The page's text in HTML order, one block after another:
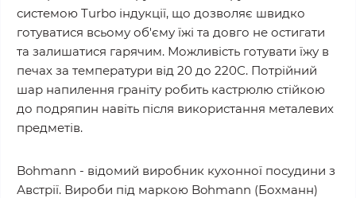
системою Turbo індукції, що дозволяє швидко
готуватися всьому об'єму їжі та довго не остигати
та залишатися гарячим. Можливість готувати їжу в
печах за температури від 20 до 220С. Потрійний
шар напилення граніту робить кастрюлю стійкою
до подряпин навіть після використання металевих
предметів.
Bohmann - відомий виробник кухонної посудини з
Австрії. Вироби під маркою Bohmann (Бохманн)